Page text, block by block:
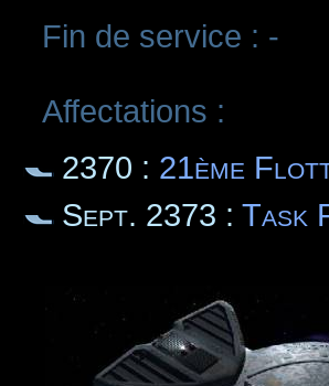
Fin de service : -
Affectations :
2370 : 21ème
Sept. 2373 : Task